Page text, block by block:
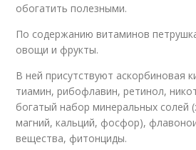
обогатить полезными.
По содержанию витаминов
овощи и фрукты.
В ней присутствуют аскорбиновая
тиамин, рибофлавин, ретинол,
богатый набор минеральных солей
магний, кальций, фосфор),
вещества, фитонциды.